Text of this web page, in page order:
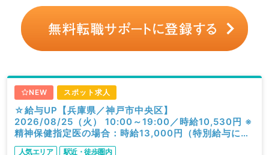
NEW スポット求人
☆給与UP【兵庫県／神戸市中央区】
2026/08/25（火） 10:00～19:00／時給10,530円 ※
精神保健指定医の場合：時給13,000円（特別給与につ
き歩合無し）／一般外来／精神科
人気エリア 駅近・徒歩圏内